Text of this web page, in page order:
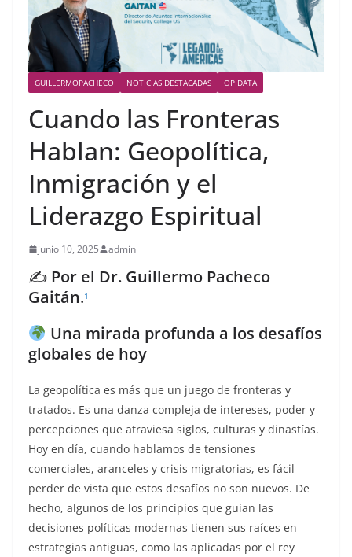
GUILLERMOPACHECO NOTICIAS DESTACADAS OPIDATA
Cuando las Fronteras
Hablan: Geopolítica,
Inmigración y el
Liderazgo Espiritual
junio 10, 2025 admin
✍️ Por el Dr. Guillermo Pacheco
Gaitán.1
Una mirada profunda a los desafíos
globales de hoy
La geopolítica es más que un juego de fronteras y
tratados. Es una danza compleja de intereses, poder y
percepciones que atraviesa siglos, culturas y dinastías.
Hoy en día, cuando hablamos de tensiones
comerciales, aranceles y crisis migratorias, es fácil
perder de vista que estos desafíos no son nuevos. De
hecho, algunos de los principios que guían las
decisiones políticas modernas tienen sus raíces en
estrategias antiguas, como las aplicadas por el rey